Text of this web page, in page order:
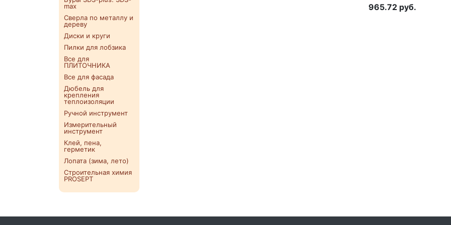
max
Сверла по металлу и
дереву
Диски и круги
Пилки для лобзика
Все для
ПЛИТОЧНИКА
Все для фасада
Дюбель для
крепления
теплоизоляции
Ручной инструмент
Измерительный
инструмент
Клей, пена,
герметик
Лопата (зима, лето)
Строительная химия
PROSEPT
965.72 руб.